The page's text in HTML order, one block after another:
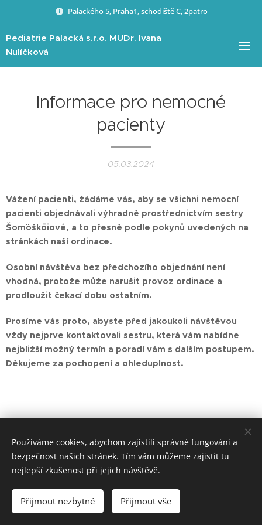
Palackého 5, Praha1, schodiště C, 2patro
Pediatrie Palacká s.r.o. MUDr. Ivana
Nulíčková
Informace pro nemocné
pacienty
05.03.2024
Vážení pacienti, žádáme vás, aby se všichni nemocní
pacienti objednávali výhradně prostřednictvím sestry
Šom¨¨¨¨¨¨ošköiové, a to přesně podle pokynů uvedených na
stránkách naší ordinace.
Osobní návštěva bez předchozího objednání není
vhodná, protože může narušit provoz ordinace a
prodloužit čekací dobu ostatním.
Prosíme vás proto, abyste před jakoukoli návštěvou
vždy nejprve kontaktovali sestru, která vám nabídne
nejbližší možný termín a poradí vám s dalším postupem.
Děkujeme za pochopení a ohleduplnost.
Používáme cookies, abychom zajistili správné fungování a
bezpečnost našich stránek. Tím vám můžeme zajistit tu
nejlepší zkušenost při jejich návštěvě.
Přijmout nezbytné Přijmout vše